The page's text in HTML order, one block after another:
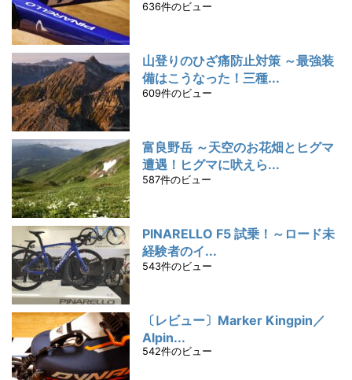
636件のビュー
山登りのひざ痛防止対策 ～最強装
備はこうなった！三種...
609件のビュー
富良野岳 ～天空のお花畑とヒグマ
遭遇！ヒグマに吠えら...
587件のビュー
PINARELLO F5 試乗！～ロード未
経験者のイ...
543件のビュー
〔レビュー〕Marker Kingpin／
Alpin...
542件のビュー